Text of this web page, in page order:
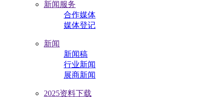
新闻服务
合作媒体
媒体登记
新闻
新闻稿
行业新闻
展商新闻
2025资料下载